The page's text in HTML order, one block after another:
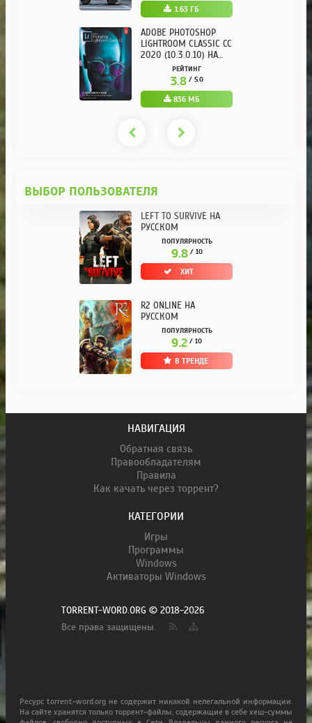
1.63 ГБ
ADOBE PHOTOSHOP
LIGHTROOM CLASSIC CC
2020 (10.3.0.10) НА
РУССКОМ REPACK ОТ
KPOJIUK
РЕЙТИНГ
3.8 / 5.0
836 МБ
ВЫБОР ПОЛЬЗОВАТЕЛЯ
LEFT TO SURVIVE НА
РУССКОМ
ПОПУЛЯРНОСТЬ
9.8 / 10
ХИТ
R2 ONLINE НА
РУССКОМ
ПОПУЛЯРНОСТЬ
9.2 / 10
В ТРЕНДЕ
НАВИГАЦИЯ
Обратная связь
Правообладателям
Правила
Как качать через торрент?
КАТЕГОРИИ
Игры
Программы
Windows
Активаторы Windows
TORRENT-WORD.ORG © 2018-2026
Все права защищены.
Ресурс torrent-word.org не содержит никакой нелегальной информации.
На сайте хранятся только торрент-файлы, содержащие в себе хеш-суммы